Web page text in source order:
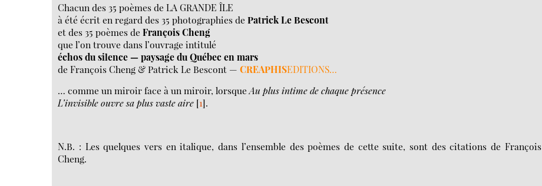
Chacun des 35 poèmes de LA GRANDE ÎLE
à été écrit en regard des 35 photographies dePatrick Le Bescont
et des 35 poèmes deFrançois Cheng
que l’on trouve dans l’ouvrage intitulé
échos du silence — paysage du Québec en mars
de François Cheng & Patrick Le Bescont —CREAPHISEDITIONS…
… comme un miroir face à un miroir, lorsqueAu plus intime de chaque présence
L’invisible ouvre sa plus vaste aire [1].
N.B. : Les quelques vers en italique, dans l’ensemble des poèmes de cette suite, sont des citations de François
Cheng.